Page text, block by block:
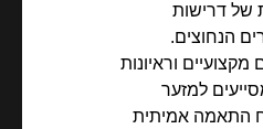
של דרישות
הנחוצים.
וראיונות
למזער
התאמה אמיתית